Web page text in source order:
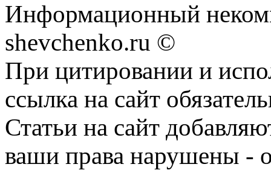
Информационный
shevchenko.ru ©
При цитировании и
ссылка на сайт
Статьи на сайт
ваши права нарушены -